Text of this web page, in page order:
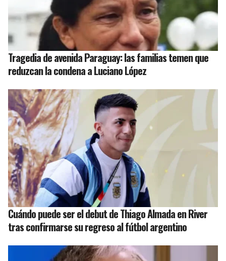
Tragedia de avenida Paraguay: las familias temen que
reduzcan la condena a Luciano López
Cuándo puede ser el debut de Thiago Almada en River
tras confirmarse su regreso al fútbol argentino